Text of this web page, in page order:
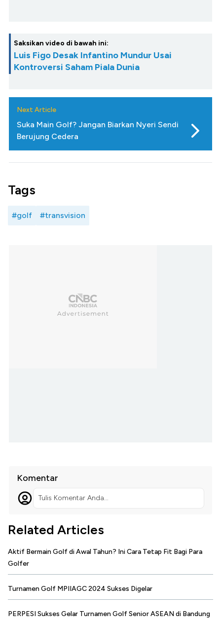
Saksikan video di bawah ini:
Luis Figo Desak Infantino Mundur Usai
Kontroversi Saham Piala Dunia
Next Article
Suka Main Golf? Jangan Biarkan Nyeri Sendi
Berujung Cedera
Tags
#golf #transvision
Komentar
Tulis Komentar Anda...
Related Articles
Aktif Bermain Golf di Awal Tahun? Ini Cara Tetap Fit Bagi Para
Golfer
Turnamen Golf MPIIAGC 2024 Sukses Digelar
PERPESI Sukses Gelar Turnamen Golf Senior ASEAN di Bandung